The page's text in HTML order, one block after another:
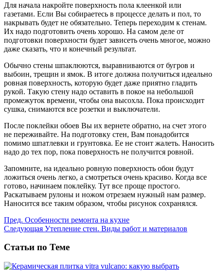
Для начала накройте поверхность пола клеенкой или
газетами. Если Вы собираетесь в процессе делать и пол, то
накрывать будет не обязательно. Теперь переходим к стенам.
Их надо подготовить очень хорошо. На самом деле от
подготовки поверхности будет зависеть очень многое, можно
даже сказать, что и конечный результат.
Обычно стены шпаклюются, выравниваются от бугров и
выбоин, трещин и ямок. В итоге должна получиться идеально
ровная поверхность, которую будет даже приятно гладить
рукой. Такую стену надо оставить в покое на небольшой
промежуток времени, чтобы она высохла. Пока происходит
сушка, снимаются все розетки и выключатели.
После поклейки обоев Вы их вернете обратно, на счет этого
не переживайте. На подготовку стен, Вам понадобится
помимо шпатлевки и грунтовка. Ее не стоит жалеть. Наносить
надо до тех пор, пока поверхность не получится ровной.
Запомните, на идеально ровную поверхность обои будут
ложиться очень легко, а смотреться очень красиво. Когда все
готово, начинаем поклейку. Тут все проще простого.
Раскатываем рулоны и ножом отрезаем нужный нам размер.
Наносится все таким образом, чтобы рисунок сохранялся.
Пред. Особенности ремонта на кухне
Следующая Утепление стен. Виды работ и материалов
Статьи по Теме